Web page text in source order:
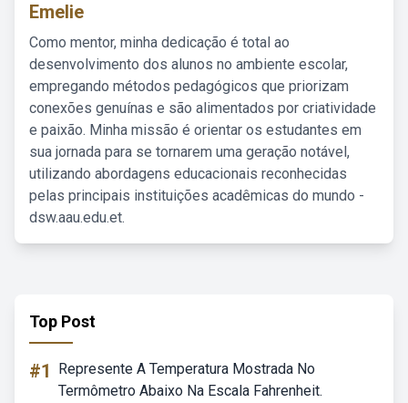
Emelie
Como mentor, minha dedicação é total ao
desenvolvimento dos alunos no ambiente escolar,
empregando métodos pedagógicos que priorizam
conexões genuínas e são alimentados por criatividade
e paixão. Minha missão é orientar os estudantes em
sua jornada para se tornarem uma geração notável,
utilizando abordagens educacionais reconhecidas
pelas principais instituições acadêmicas do mundo -
dsw.aau.edu.et.
Top Post
#1
Represente A Temperatura Mostrada No
Termômetro Abaixo Na Escala Fahrenheit.